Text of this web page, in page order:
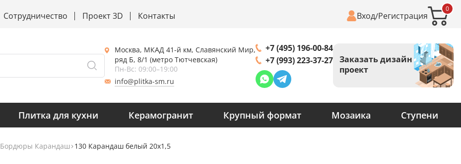
Сотрудничество Проект 3D Контакты Вход/Регистрация
0
Москва, МКАД 41-й км, Славянский Мир,
ряд Б, 8/1 (метро Тютчевская)
Пн-Вс: 09:00–19:00
info@plitka-sm.ru
+7 (495) 196-00-84
+7 (993) 223-37-27 Заказать дизайн
проект
Плитка для кухни Керамогранит Крупный формат Мозаика Ступени
Бордюры Карандаш 130 Карандаш белый 20х1,5